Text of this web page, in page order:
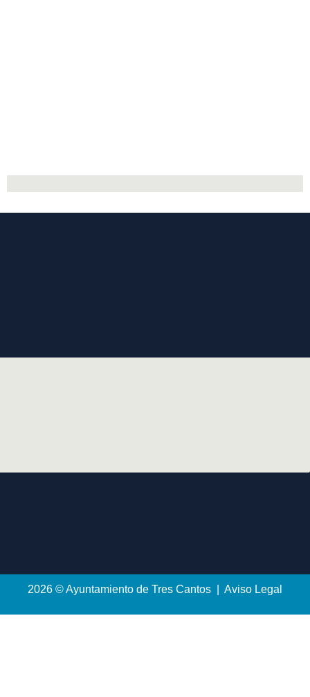
2026 © Ayuntamiento de Tres Cantos | Aviso Legal